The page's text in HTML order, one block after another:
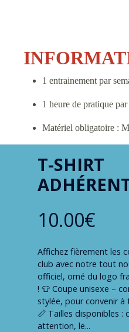
1 entrainement par
1 heure de pratique
Matériel obligatoire :
T-SHIRT
10.00€
Affichez fièrement les
club avec notre tout
officiel, orné du logo
! 👕 Coupe unisexe –
stylée, pour convenir
📏 Tailles disponibles :
attention, le...